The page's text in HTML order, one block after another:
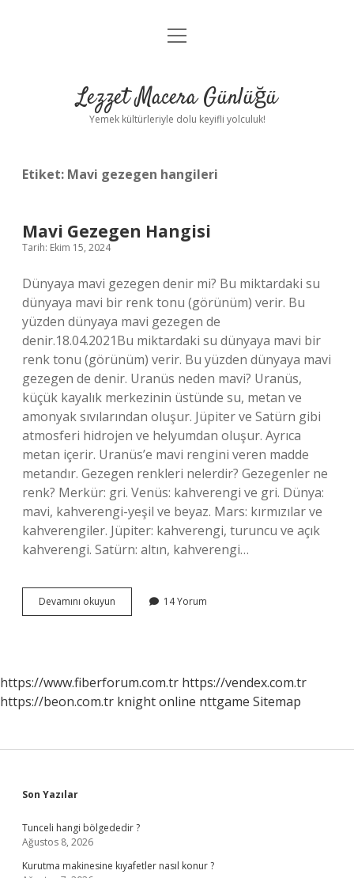
Anasayfa
Yasal Uyarı
menüyü
Lezzet Macera Günlüğü
Yemek kültürleriyle dolu keyifli yolculuk!
Etiket: Mavi gezegen hangileri
Mavi Gezegen Hangisi
Tarih: Ekim 15, 2024
Dünyaya mavi gezegen denir mi? Bu miktardaki su
dünyaya mavi bir renk tonu (görünüm) verir. Bu
yüzden dünyaya mavi gezegen de
denir.18.04.2021Bu miktardaki su dünyaya mavi bir
renk tonu (görünüm) verir. Bu yüzden dünyaya mavi
gezegen de denir. Uranüs neden mavi? Uranüs,
küçük kayalık merkezinin üstünde su, metan ve
amonyak sıvılarından oluşur. Jüpiter ve Satürn gibi
atmosferi hidrojen ve helyumdan oluşur. Ayrıca
metan içerir. Uranüs’e mavi rengini veren madde
metandır. Gezegen renkleri nelerdir? Gezegenler ne
renk? Merkür: gri. Venüs: kahverengi ve gri. Dünya:
mavi, kahverengi-yeşil ve beyaz. Mars: kırmızılar ve
kahverengiler. Jüpiter: kahverengi, turuncu ve açık
kahverengi. Satürn: altın, kahverengi…
Devamını okuyun
Gezegen
14 Yorum
https://www.fiberforum.com.tr https://vendex.com.tr
https://beon.com.tr knight online nttgame Sitemap
Sidebar
Son Yazılar
Tunceli hangi bölgededir ?
Ağustos 8, 2026
Kurutma makinesine kıyafetler nasıl konur ?